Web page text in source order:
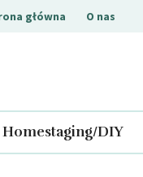
główna O nas
Homestaging/DIY